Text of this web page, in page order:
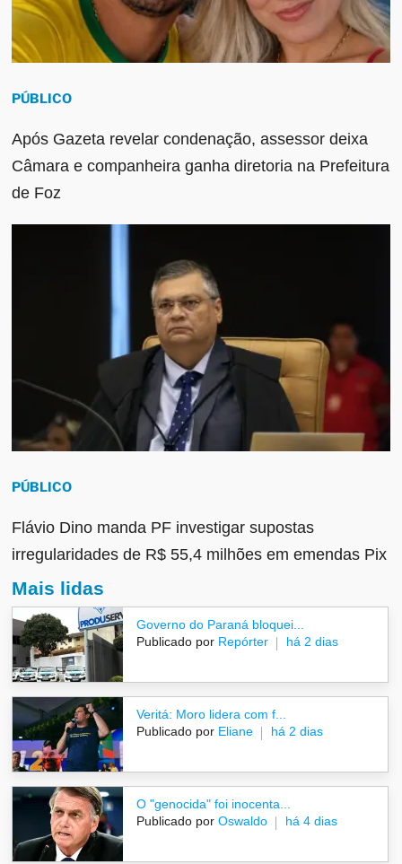
PÚBLICO
Após Gazeta revelar condenação, assessor deixa
Câmara e companheira ganha diretoria na Prefeitura
de Foz
PÚBLICO
Flávio Dino manda PF investigar supostas
irregularidades de R$ 55,4 milhões em emendas Pix
Mais lidas
Governo do Paraná bloquei...
Publicado por Repórter há 2 dias
Veritá: Moro lidera com f...
Publicado por Eliane há 2 dias
O "genocida" foi inocenta...
Publicado por Oswaldo há 4 dias